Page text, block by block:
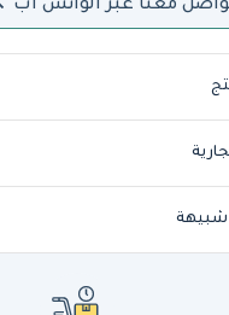
معنا عبر الواتس اب
شبيهة